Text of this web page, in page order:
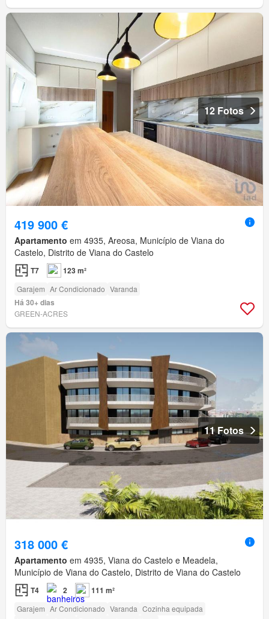
12 Fotos
419 900 €
Apartamento em 4935, Areosa, Município de Viana do
Castelo, Distrito de Viana do Castelo
T7 123 m²
Garajem Ar Condicionado Varanda
Há 30+ dias
GREEN-ACRES
11 Fotos
318 000 €
Apartamento em 4935, Viana do Castelo e Meadela,
Município de Viana do Castelo, Distrito de Viana do Castelo
T4 2 111 m²
Garajem Ar Condicionado Varanda Cozinha equipada